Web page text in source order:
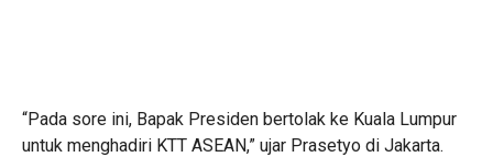
“Pada sore ini, Bapak Presiden bertolak ke Kuala Lumpur
untuk menghadiri KTT ASEAN,” ujar Prasetyo di Jakarta.